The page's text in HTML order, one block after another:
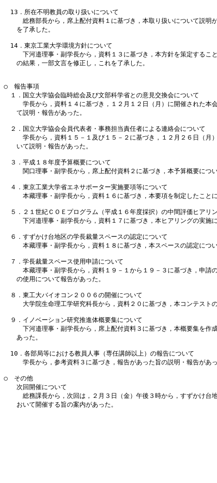
13．所在不明教員の取り扱いについて
総務部長から，席上配付資料１に基づき，本取り扱いについて説明が
を了承した。
14．東京工業大学環境方針について
下河邉理事・副学長から，資料１３に基づき，本方針を策定すること
の結果，一部文言を修正し，これを了承した。
○　報告事項
１．国立大学協会臨時総会及び文部科学省との意見交換会について
学長から，資料１４に基づき，１２月１２日（月）に開催された本会
て説明・報告があった。
２．国立大学協会会員代表者・事務担当責任者による連絡会について
学長から，資料１５－１及び１５－２に基づき，１２月２６日（月）
いて説明・報告があった。
３．平成１８年度予算概要について
関口理事・副学長から，席上配付資料２に基づき，本予算概要につい
４．東京工業大学省エネサポーター実施要項等について
本藏理事・副学長から，資料１６に基づき，本要項を制定したことに
５．２１世紀ＣＯＥプログラム（平成１６年度採択）の中間評価ヒアリ
下河邉理事・副学長から，資料１７に基づき，本ヒアリングの実施に
６．すずかけ台地区の学長裁量スペースの認定について
本藏理事・副学長から，資料１８に基づき，本スペースの認定につ
７．学長裁量スペース使用申請について
本藏理事・副学長から，資料１９－１から１９－３に基づき，申請の
の使用について報告があった。
８．東工大バイオコン２００６の開催について
大学院生命理工学研究科長から，資料２０に基づき，本コンテストの
９．イノベーション研究推進体概要集について
下河邉理事・副学長から，席上配付資料３に基づき，本概要集を作成
あった。
10．各部局等における教員人事（専任講師以上）の報告について
学長から，参考資料３に基づき，報告があった旨の説明・報告があ
○　その他
次回開催について
総務課長から，次回は，２月３日（金）午後３時から，すずかけ台地
おいて開催する旨の案内があった。